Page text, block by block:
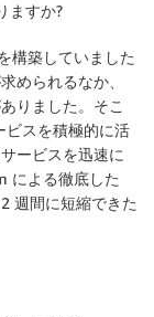
ますか?
構築していました
められるなか、
りました。そこ
ビスを積極的に活
ービスを迅速に
による徹底した
週間に短縮できた